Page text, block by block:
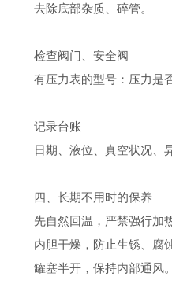
去除底部杂质、碎管。
检查阀门、安全阀
有压力表的型号：压力是
记录台账
日期、液位、真空状况、
四、长期不用时的保养
先自然回温，严禁强行加
内胆干燥，防止生锈、腐
罐塞半开，保持内部通风。